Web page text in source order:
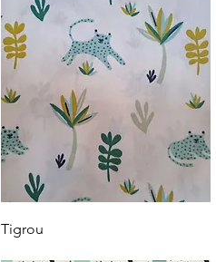
Tigrou